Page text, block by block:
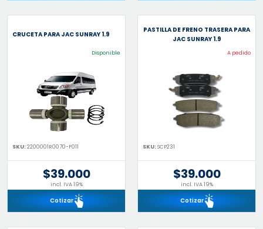
CRUCETA PARA JAC SUNRAY 1.9
Disponible
SKU:2200001R0070-F011
$39.000
incl. IVA 19%
Cotizar
PASTILLA DE FRENO TRASERA PARA
JAC SUNRAY 1.9
A pedido
SKU:SCP231
$39.000
incl. IVA 19%
Cotizar